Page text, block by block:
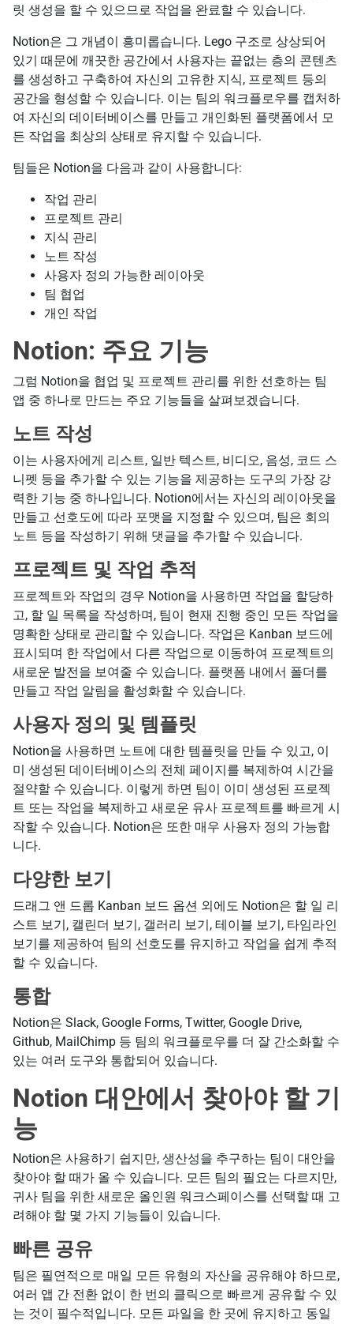
릿 생성을 할 수 있으므로 작업을 완료할 수 있습니다.
Notion은 그 개념이 흥미롭습니다. Lego 구조로 상상되어
있기 때문에 깨끗한 공간에서 사용자는 끝없는 층의 콘텐츠
를 생성하고 구축하여 자신의 고유한 지식, 프로젝트 등의
공간을 형성할 수 있습니다. 이는 팀의 워크플로우를 캡처하
여 자신의 데이터베이스를 만들고 개인화된 플랫폼에서 모
든 작업을 최상의 상태로 유지할 수 있습니다.
팀들은 Notion을 다음과 같이 사용합니다:
작업 관리
프로젝트 관리
지식 관리
노트 작성
사용자 정의 가능한 레이아웃
팀 협업
개인 작업
Notion: 주요 기능
그럼 Notion을 협업 및 프로젝트 관리를 위한 선호하는 팀
앱 중 하나로 만드는 주요 기능들을 살펴보겠습니다.
노트 작성
이는 사용자에게 리스트, 일반 텍스트, 비디오, 음성, 코드 스
니펫 등을 추가할 수 있는 기능을 제공하는 도구의 가장 강
력한 기능 중 하나입니다. Notion에서는 자신의 레이아웃을
만들고 선호도에 따라 포맷을 지정할 수 있으며, 팀은 회의
노트 등을 작성하기 위해 댓글을 추가할 수 있습니다.
프로젝트 및 작업 추적
프로젝트와 작업의 경우 Notion을 사용하면 작업을 할당하
고, 할 일 목록을 작성하며, 팀이 현재 진행 중인 모든 작업을
명확한 상태로 관리할 수 있습니다. 작업은 Kanban 보드에
표시되며 한 작업에서 다른 작업으로 이동하여 프로젝트의
새로운 발전을 보여줄 수 있습니다. 플랫폼 내에서 폴더를
만들고 작업 알림을 활성화할 수 있습니다.
사용자 정의 및 템플릿
Notion을 사용하면 노트에 대한 템플릿을 만들 수 있고, 이
미 생성된 데이터베이스의 전체 페이지를 복제하여 시간을
절약할 수 있습니다. 이렇게 하면 팀이 이미 생성된 프로젝
트 또는 작업을 복제하고 새로운 유사 프로젝트를 빠르게 시
작할 수 있습니다. Notion은 또한 매우 사용자 정의 가능합
니다.
다양한 보기
드래그 앤 드롭 Kanban 보드 옵션 외에도 Notion은 할 일 리
스트 보기, 캘린더 보기, 갤러리 보기, 테이블 보기, 타임라인
보기를 제공하여 팀의 선호도를 유지하고 작업을 쉽게 추적
할 수 있습니다.
통합
Notion은 Slack, Google Forms, Twitter, Google Drive,
Github, MailChimp 등 팀의 워크플로우를 더 잘 간소화할 수
있는 여러 도구와 통합되어 있습니다.
Notion 대안에서 찾아야 할 기
능
Notion은 사용하기 쉽지만, 생산성을 추구하는 팀이 대안을
찾아야 할 때가 올 수 있습니다. 모든 팀의 필요는 다르지만,
귀사 팀을 위한 새로운 올인원 워크스페이스를 선택할 때 고
려해야 할 몇 가지 기능들이 있습니다.
빠른 공유
팀은 필연적으로 매일 모든 유형의 자산을 공유해야 하므로,
여러 앱 간 전환 없이 한 번의 클릭으로 빠르게 공유할 수 있
는 것이 필수적입니다. 모든 파일을 한 곳에 유지하고 동일